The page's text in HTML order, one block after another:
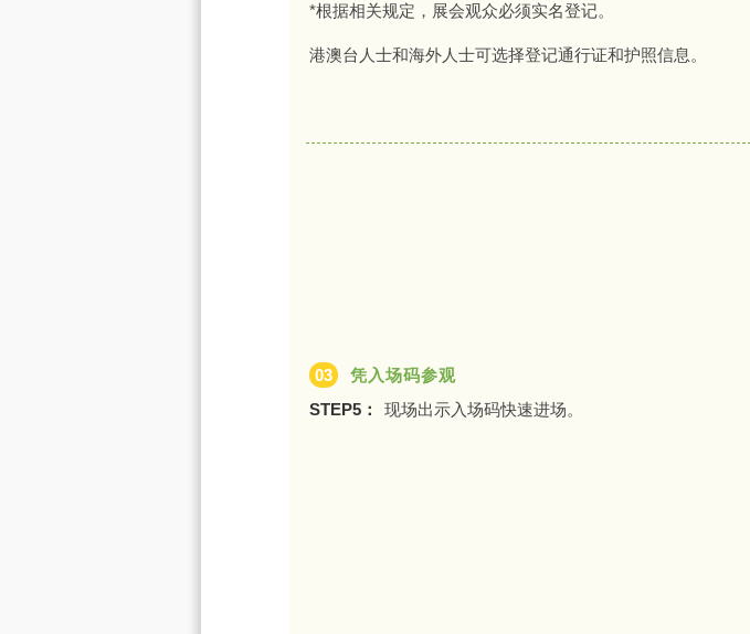
*根据相关规定，展会观众必须实名登记。
港澳台人士和海外人士可选择登记通行证和护照信息。
03
凭入场码参观
STEP5：
现场出示入场码快速进场。